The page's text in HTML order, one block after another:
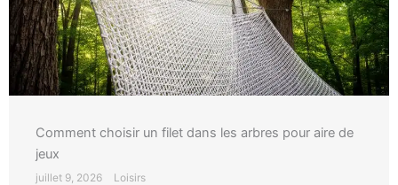
Comment choisir un filet dans les arbres pour aire de
jeux
juillet 9, 2026 Loisirs